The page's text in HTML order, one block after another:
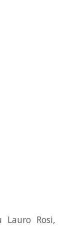
Rosi,